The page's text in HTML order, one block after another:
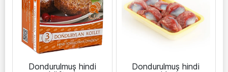
Dondurulmuş hindi
Dondurulmuş hindi